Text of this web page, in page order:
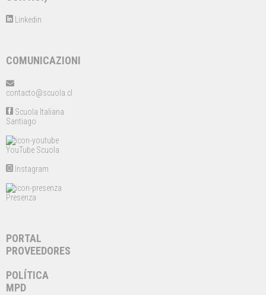
Linkedin
COMUNICAZIONI
contacto@scuola.cl
Scuola Italiana
Santiago
YouTube Scuola
Instagram
Presenza
PORTAL
PROVEEDORES
POLÍTICA
MPD